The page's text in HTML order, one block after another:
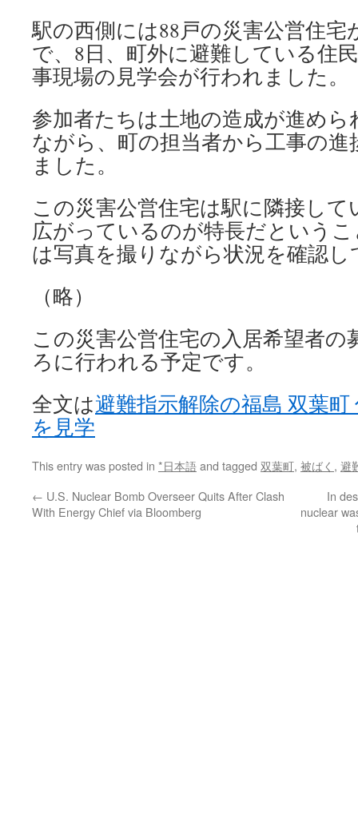
駅の西側には88戸の災害公営住宅
で、8日、町外に避難している住
事現場の見学会が行われました。
参加者たちは土地の造成が進め
ながら、町の担当者から工事の
ました。
この災害公営住宅は駅に隣接し
広がっているのが特長だという
は写真を撮りながら状況を確認
（略）
この災害公営住宅の入居希望者の
ろに行われる予定です。
全文は避難指示解除の福島 双葉
を見学
This entry was posted in *日本語and tagged 双葉町, 被ばく , 避
← U.S. Nuclear Bomb Overseer Quits After Clash
With Energy Chief via Bloomberg
In
nuclear